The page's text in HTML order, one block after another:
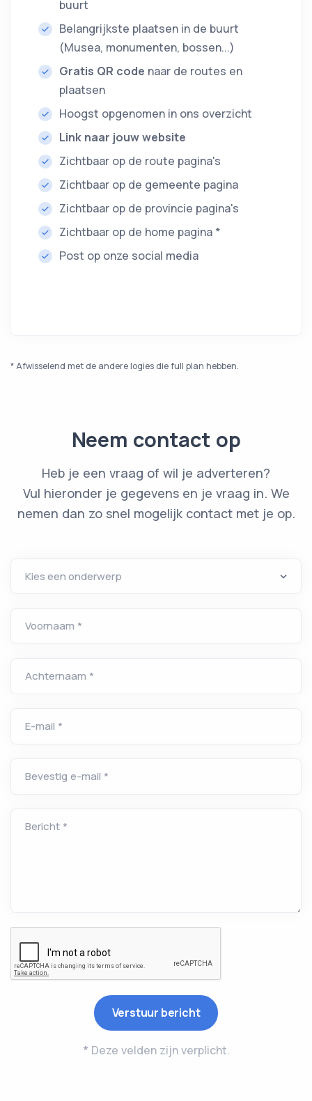
buurt
Belangrijkste plaatsen in de buurt
(Musea, monumenten, bossen...)
Gratis QR code naar de routes en
plaatsen
Hoogst opgenomen in ons overzicht
Link naar jouw website
Zichtbaar op de route pagina's
Zichtbaar op de gemeente pagina
Zichtbaar op de provincie pagina's
Zichtbaar op de home pagina *
Post op onze social media
* Afwisselend met de andere logies die full plan hebben.
Neem contact op
Heb je een vraag of wil je adverteren?
Vul hieronder je gegevens en je vraag in. We
nemen dan zo snel mogelijk contact met je op.
Voornaam *
Achternaam *
E-mail *
Bevestig e-mail *
Bericht *
* Deze velden zijn verplicht.